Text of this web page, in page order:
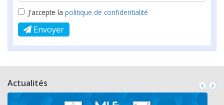
J'accepte la politique de confidentialité
Envoyer
Actualités